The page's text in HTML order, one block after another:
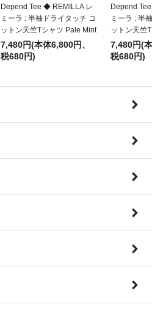
Depend Tee ◆ REMILLA レ
ミーラ : 半袖ドライタッチ コ
ットン天竺Tシャツ Pale Mint
7,480円(本体6,800円、
税680円)
Depend
ミーラ : 半
ットン天竺
7,480円(
税680円)